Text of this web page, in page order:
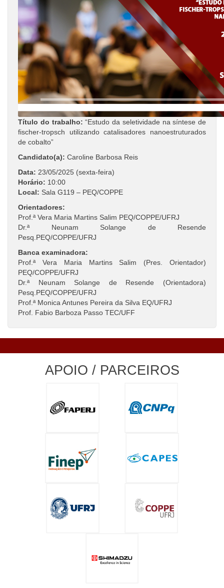
Título do trabalho: “Estudo da seletividade na síntese de
fischer-tropsch utilizando catalisadores nanoestruturados
de cobalto”
Candidato(a): Caroline Barbosa Reis
Data: 23/05/2025 (sexta-feira)
Horário: 10:00
Local: Sala G119 – PEQ/COPPE
Orientadores:
Prof.ª Vera Maria Martins Salim PEQ/COPPE/UFRJ
Dr.ª Neunam Solange de Resende
Pesq.PEQ/COPPE/UFRJ
Banca examinadora:
Prof.ª Vera Maria Martins Salim (Pres. Orientador)
PEQ/COPPE/UFRJ
Dr.ª Neunam Solange de Resende (Orientadora)
Pesq.PEQ/COPPE/UFRJ
Prof.ª Monica Antunes Pereira da Silva EQ/UFRJ
Prof. Fabio Barboza Passo TEC/UFF
APOIO / PARCEIROS